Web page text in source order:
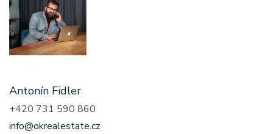
Antonín Fidler
+420 731 590 860
info@okrealestate.cz